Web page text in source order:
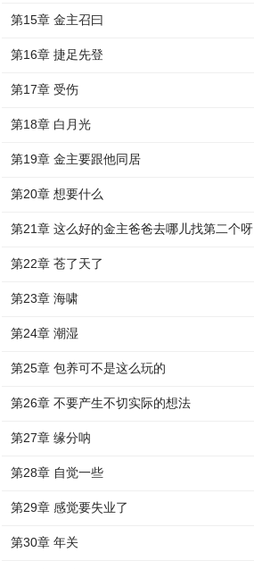
第15章 金主召曰
第16章 捷足先登
第17章 受伤
第18章 白月光
第19章 金主要跟他同居
第20章 想要什么
第21章 这么好的金主爸爸去哪儿找第二个呀
第22章 苍了天了
第23章 海啸
第24章 潮湿
第25章 包养可不是这么玩的
第26章 不要产生不切实际的想法
第27章 缘分呐
第28章 自觉一些
第29章 感觉要失业了
第30章 年关